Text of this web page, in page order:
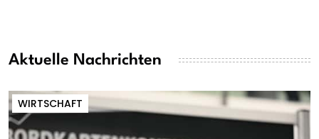
Aktuelle Nachrichten
WIRTSCHAFT